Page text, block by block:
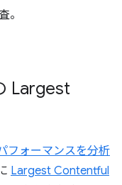
。
Largest
フォーマンスを分析
Largest Contentful